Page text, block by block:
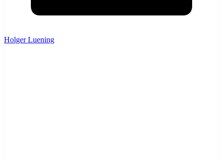
Holger Luening